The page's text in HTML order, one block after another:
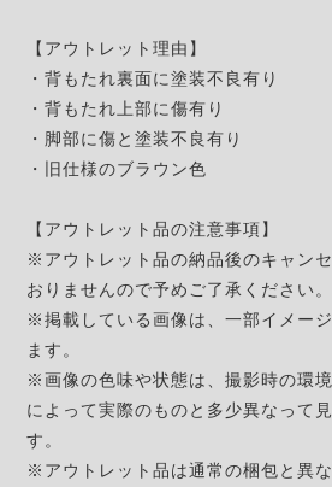
【アウトレット理由】
・背もたれ裏面に塗装不良有り
・背もたれ上部に傷有り
・脚部に傷と塗装不良有り
・旧仕様のブラウン色
【アウトレット品の注意事項】
※アウトレット品の納品後のキャン
おりませんので予めご了承ください。
※掲載している画像は、一部イメー
ます。
※画像の色味や状態は、撮影時の環
によって実際のものと多少異なって
す。
※アウトレット品は通常の梱包と異